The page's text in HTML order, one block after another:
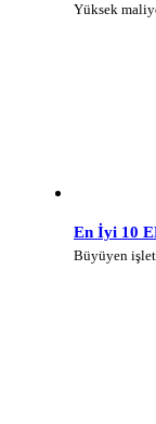
Yüksek
En İyi 10
Büyüyen